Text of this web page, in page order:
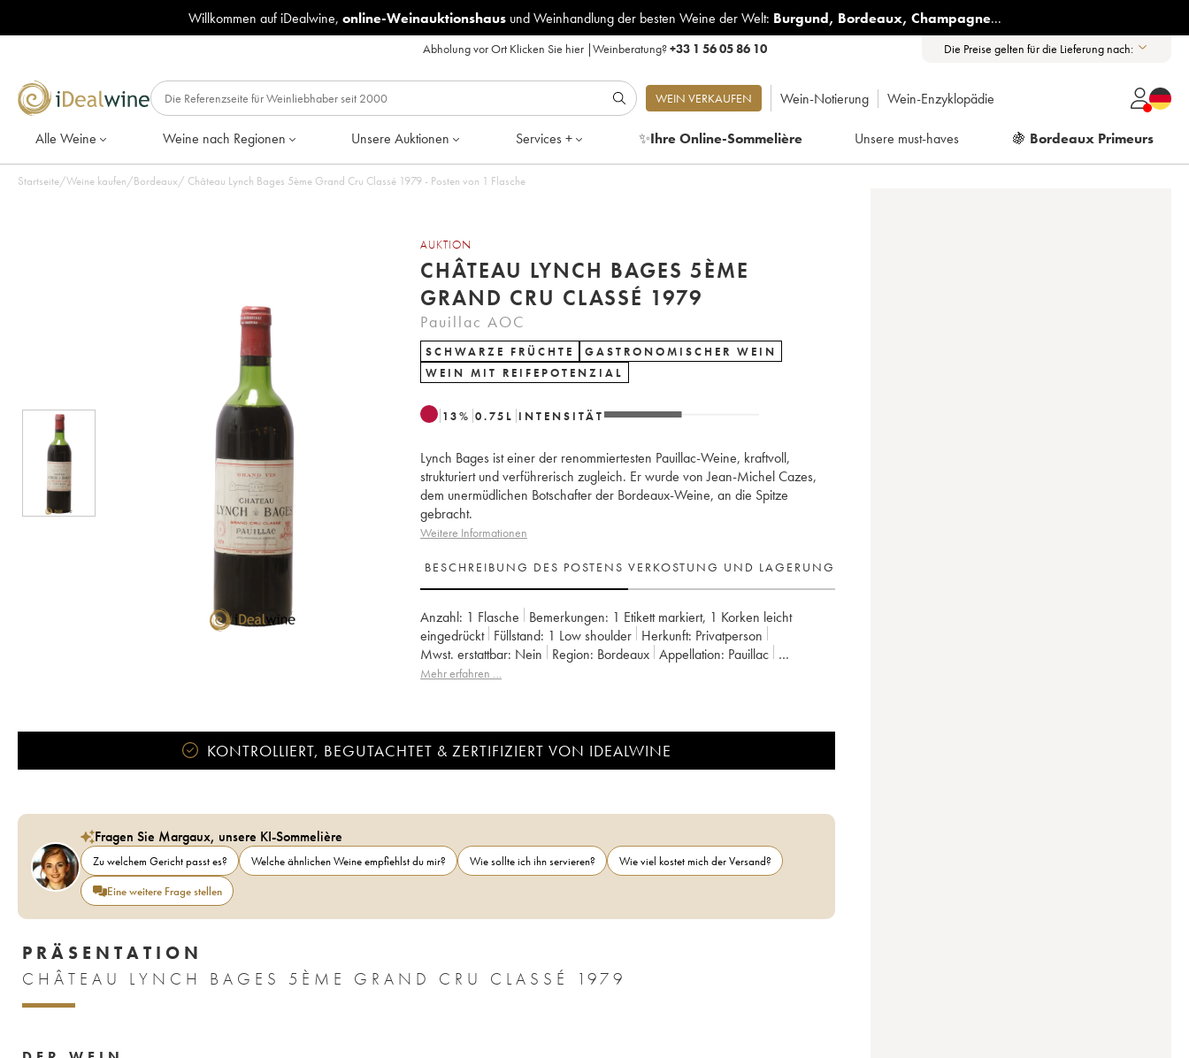
Willkommen auf iDealwine, online-Weinauktionshausund Weinhandlung der besten Weine der Welt: Burgund, Bordeaux, Champagne...
Abholung vor Ort Klicken Sie hier|Weinberatung?+33 1 56 05 86 10 Die Preise gelten für die Lieferung nach:
WEIN VERKAUFEN Wein-Notierung Wein-Enzyklopädie
Alle Weine Weine nach Regionen Unsere Auktionen Services + ✨Ihre Online-Sommelière Unsere must-haves 🍇 Bordeaux Primeurs
Startseite/Weine kaufen/Bordeaux/ Château Lynch Bages 5ème Grand Cru Classé 1979 - Posten von 1 Flasche
AUKTION
CHÂTEAU LYNCH BAGES 5ÈME
GRAND CRU CLASSÉ 1979
Pauillac AOC
SCHWARZE FRÜCHTE
GASTRONOMISCHER WEIN
WEIN MIT REIFEPOTENZIAL
13% 0.75 L INTENSITÄT
Lynch Bages ist einer der renommiertesten Pauillac-Weine, kraftvoll,
strukturiert und verführerisch zugleich. Er wurde von Jean-Michel Cazes,
dem unermüdlichen Botschafter der Bordeaux-Weine, an die Spitze
gebracht.
Weitere Informationen
BESCHREIBUNG DES POSTENS VERKOSTUNG UND LAGERUNG
Anzahl: 1 Flasche Bemerkungen: 1 Etikett markiert, 1 Korken leicht
eingedrückt Füllstand: 1 Low shoulder Herkunft:
privatperson
Mwst. erstattbar:
nein Region: Bordeaux Appellation: Pauillac
Klassifizierung:
Mehr erfahren …
KONTROLLIERT, BEGUTACHTET & ZERTIFIZIERT VON IDEALWINE
Fragen Sie Margaux, unsere KI-Sommelière
Zu welchem Gericht passt es? Welche ähnlichen Weine empfiehlst du mir? Wie sollte ich ihn servieren?
Wie viel kostet mich der Versand?
Eine weitere Frage stellen
PRÄSENTATION
CHÂTEAU LYNCH BAGES 5ÈME GRAND CRU CLASSÉ 1979